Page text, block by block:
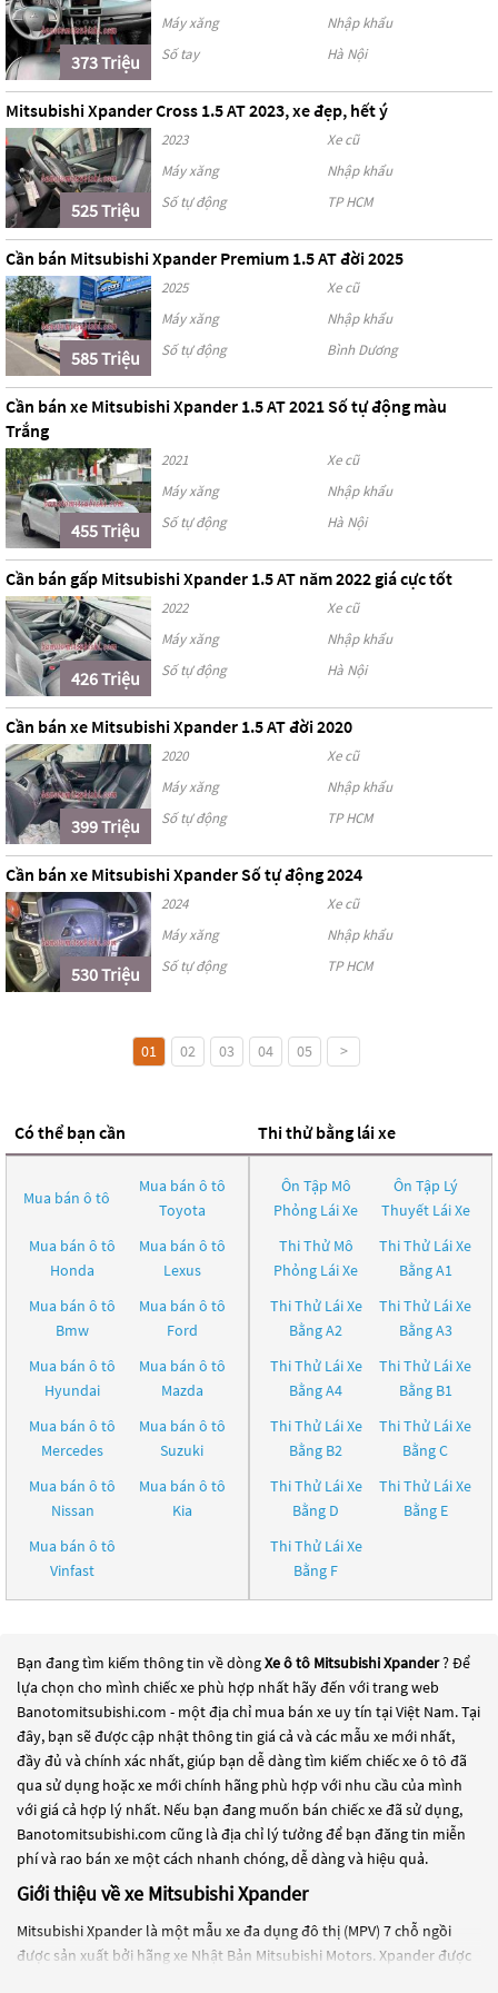
373 Triệu
Máy xăng
Nhập khẩu
Số tay
Hà Nội
Mitsubishi Xpander Cross 1.5 AT 2023, xe đẹp, hết ý
525 Triệu
2023
Xe cũ
Máy xăng
Nhập khẩu
Số tự động
TP HCM
Cần bán Mitsubishi Xpander Premium 1.5 AT đời 2025
585 Triệu
2025
Xe cũ
Máy xăng
Nhập khẩu
Số tự động
Bình Dương
Cần bán xe Mitsubishi Xpander 1.5 AT 2021 Số tự động màu
Trắng
455 Triệu
2021
Xe cũ
Máy xăng
Nhập khẩu
Số tự động
Hà Nội
Cần bán gấp Mitsubishi Xpander 1.5 AT năm 2022 giá cực tốt
426 Triệu
2022
Xe cũ
Máy xăng
Nhập khẩu
Số tự động
Hà Nội
Cần bán xe Mitsubishi Xpander 1.5 AT đời 2020
399 Triệu
2020
Xe cũ
Máy xăng
Nhập khẩu
Số tự động
TP HCM
Cần bán xe Mitsubishi Xpander Số tự động 2024
530 Triệu
2024
Xe cũ
Máy xăng
Nhập khẩu
Số tự động
TP HCM
01 02 03 04 05 >
Có thể bạn cần
Mua bán ô tô
Mua bán ô tô
Toyota
Mua bán ô tô
Honda
Mua bán ô tô
Lexus
Mua bán ô tô
Bmw
Mua bán ô tô
Ford
Mua bán ô tô
Hyundai
Mua bán ô tô
Mazda
Mua bán ô tô
Mercedes
Mua bán ô tô
Suzuki
Mua bán ô tô
Nissan
Mua bán ô tô
Kia
Mua bán ô tô
Vinfast
Thi thử bằng lái xe
Ôn Tập Mô
Phỏng Lái Xe
Ôn Tập Lý
Thuyết Lái Xe
Thi Thử Mô
Phỏng Lái Xe
Thi Thử Lái Xe
Bằng A1
Thi Thử Lái Xe
Bằng A2
Thi Thử Lái Xe
Bằng A3
Thi Thử Lái Xe
Bằng A4
Thi Thử Lái Xe
Bằng B1
Thi Thử Lái Xe
Bằng B2
Thi Thử Lái Xe
Bằng C
Thi Thử Lái Xe
Bằng D
Thi Thử Lái Xe
Bằng E
Thi Thử Lái Xe
Bằng F
Bạn đang tìm kiếm thông tin về dòngXe ô tô Mitsubishi Xpander? Để
lựa chọn cho mình chiếc xe phù hợp nhất hãy đến với trang web
Banotomitsubishi.com - một địa chỉ mua bán xe uy tín tại Việt Nam. Tại
đây, bạn sẽ được cập nhật thông tin giá cả và các mẫu xe mới nhất,
đầy đủ và chính xác nhất, giúp bạn dễ dàng tìm kiếm chiếc xe ô tô đã
qua sử dụng hoặc xe mới chính hãng phù hợp với nhu cầu của mình
với giá cả hợp lý nhất. Nếu bạn đang muốn bán chiếc xe đã sử dụng,
Banotomitsubishi.com cũng là địa chỉ lý tưởng để bạn đăng tin miễn
phí và rao bán xe một cách nhanh chóng, dễ dàng và hiệu quả.
Giới thiệu về xe Mitsubishi Xpander
Mitsubishi Xpander là một mẫu xe đa dụng đô thị (MPV) 7 chỗ ngồi
được sản xuất bởi hãng xe Nhật Bản Mitsubishi Motors. Xpander được